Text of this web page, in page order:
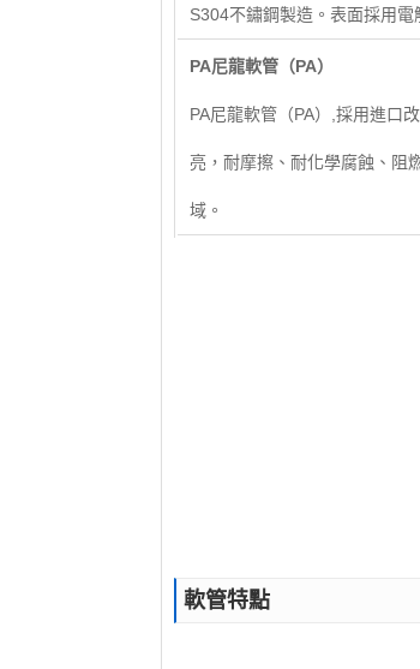
S304不鏽鋼製造。表面採用電
PA尼龍軟管（PA）
PA尼龍軟管（PA）,採用進口
亮，耐摩擦、耐化學腐蝕、阻
域。
軟管特點